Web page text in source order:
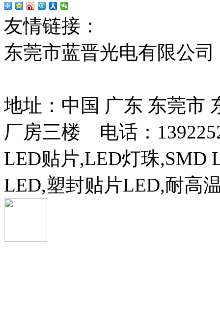
友情链接：
东莞市蓝晋光电有限公
地址：中国 广东 东莞市
厂房三楼 电话：
LED贴片,LED灯珠,SMD
LED,塑封贴片LED,耐